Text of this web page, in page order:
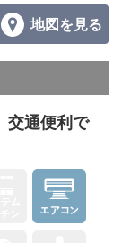
地図を見る
交通便利で